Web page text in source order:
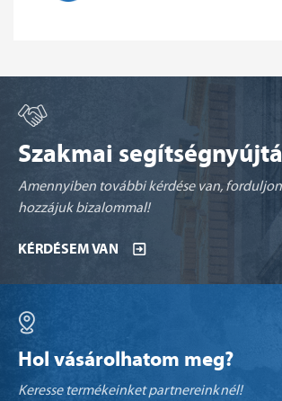
Szakmai
Amennyiben további kérdése van, forduljon
hozzájuk bizalommal!
KÉRDÉSEM VAN
Hol vásárolhatom meg?
Keresse termékeinket partnereinknél!